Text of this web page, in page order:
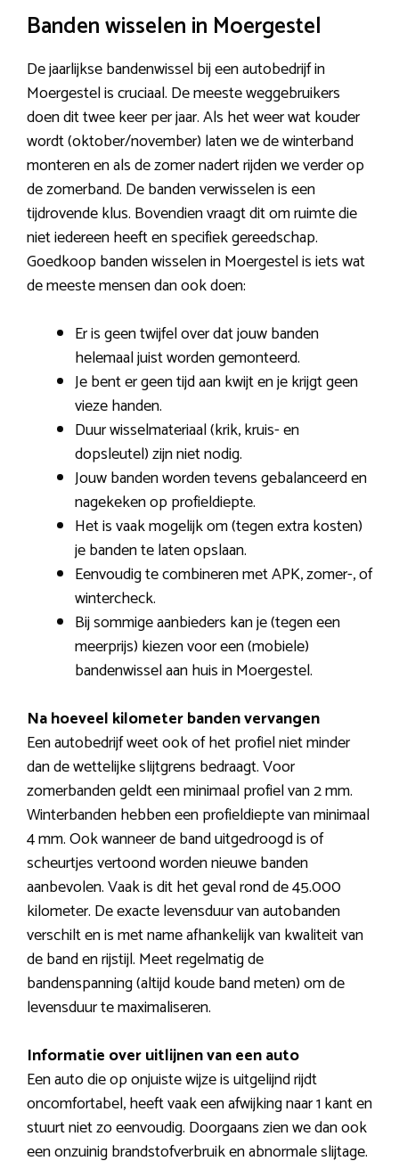
Banden wisselen in Moergestel
De jaarlijkse bandenwissel bij een autobedrijf in
Moergestel is cruciaal. De meeste weggebruikers
doen dit twee keer per jaar. Als het weer wat kouder
wordt (oktober/november) laten we de winterband
monteren en als de zomer nadert rijden we verder op
de zomerband. De banden verwisselen is een
tijdrovende klus. Bovendien vraagt dit om ruimte die
niet iedereen heeft en specifiek gereedschap.
Goedkoop banden wisselen in Moergestel is iets wat
de meeste mensen dan ook doen:
Er is geen twijfel over dat jouw banden
helemaal juist worden gemonteerd.
Je bent er geen tijd aan kwijt en je krijgt geen
vieze handen.
Duur wisselmateriaal (krik, kruis- en
dopsleutel) zijn niet nodig.
Jouw banden worden tevens gebalanceerd en
nagekeken op profieldiepte.
Het is vaak mogelijk om (tegen extra kosten)
je banden te laten opslaan.
Eenvoudig te combineren met APK, zomer-, of
wintercheck.
Bij sommige aanbieders kan je (tegen een
meerprijs) kiezen voor een (mobiele)
bandenwissel aan huis in Moergestel.
Na hoeveel kilometer banden vervangen
Een autobedrijf weet ook of het profiel niet minder
dan de wettelijke slijtgrens bedraagt. Voor
zomerbanden geldt een minimaal profiel van 2 mm.
Winterbanden hebben een profieldiepte van minimaal
4 mm. Ook wanneer de band uitgedroogd is of
scheurtjes vertoond worden nieuwe banden
aanbevolen. Vaak is dit het geval rond de 45.000
kilometer. De exacte levensduur van autobanden
verschilt en is met name afhankelijk van kwaliteit van
de band en rijstijl. Meet regelmatig de
bandenspanning (altijd koude band meten) om de
levensduur te maximaliseren.
Informatie over uitlijnen van een auto
Een auto die op onjuiste wijze is uitgelijnd rijdt
oncomfortabel, heeft vaak een afwijking naar 1 kant en
stuurt niet zo eenvoudig. Doorgaans zien we dan ook
een onzuinig brandstofverbruik en abnormale slijtage.